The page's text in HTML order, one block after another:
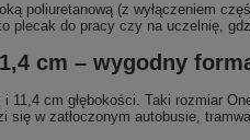
poliuretanową (z wyłączeniem
plecak do pracy czy na uczelnię,
cm – wygodny
cm głębokości. Taki rozmiar
w zatłoczonym autobusie,